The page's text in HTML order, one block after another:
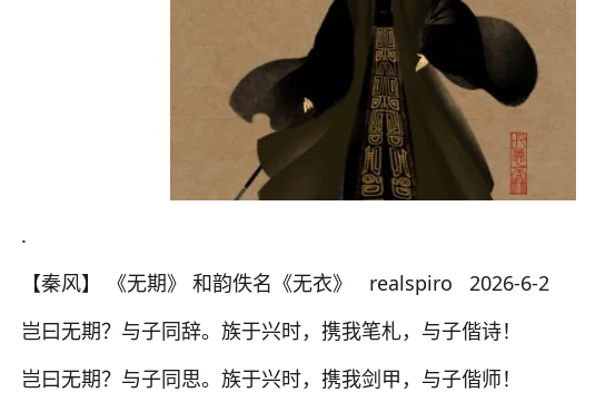
.
【秦风】 《无期》 和韵佚名《无衣》
realspiro 2026-6-2
岂曰无期？与子同辞。族于兴时，携我笔札，与子偕诗！
岂曰无期？与子同思。族于兴时，携我剑甲，与子偕师！